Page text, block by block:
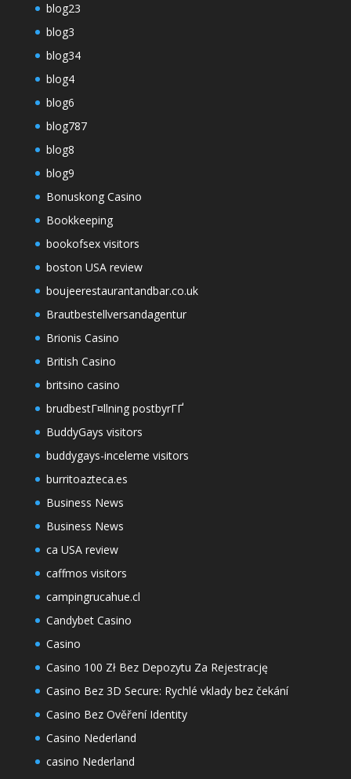
blog23
blog3
blog34
blog4
blog6
blog787
blog8
blog9
Bonuskong Casino
Bookkeeping
bookofsex visitors
boston USA review
boujeerestaurantandbar.co.uk
Brautbestellversandagentur
Brionis Casino
British Casino
britsino casino
brudbestГ¤llning postbyrГҐ
BuddyGays visitors
buddygays-inceleme visitors
burritoazteca.es
Business News
Business News
ca USA review
caffmos visitors
campingrucahue.cl
Candybet Casino
Casino
Casino 100 Zł Bez Depozytu Za Rejestrację
Casino Bez 3D Secure: Rychlé vklady bez čekání
Casino Bez Ověření Identity
Casino Nederland
casino Nederland